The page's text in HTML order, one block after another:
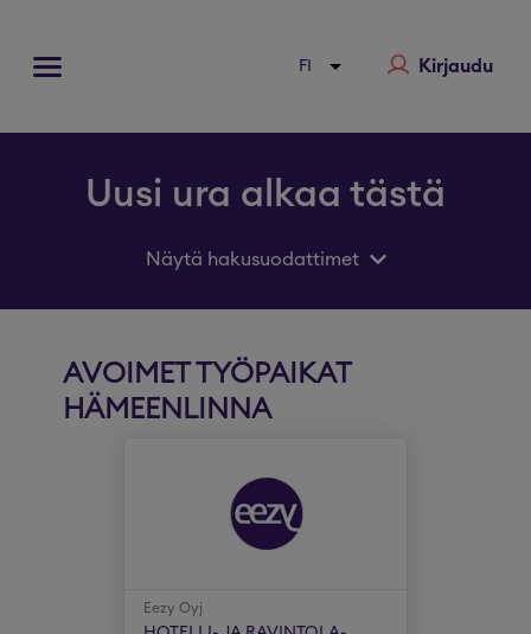
Kirjaudu
Uusi ura alkaa tästä
Näytä hakusuodattimet
AVOIMET TYÖPAIKAT
HÄMEENLINNA
Eezy Oyj